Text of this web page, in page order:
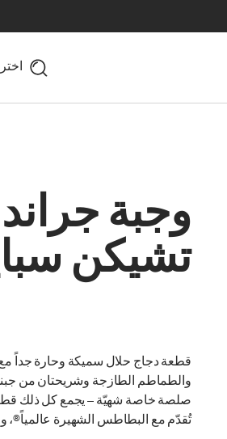
اختر
وجبة جراند
تشيكن
قطعة دجاج حلال سميكة وحارة جداً
والطماطم الطازجة وشريحتان من جبنة
صلصة خاصة شهيّة – يجمع كل ذلك
تُقدّم مع البطاطس الشهيرة